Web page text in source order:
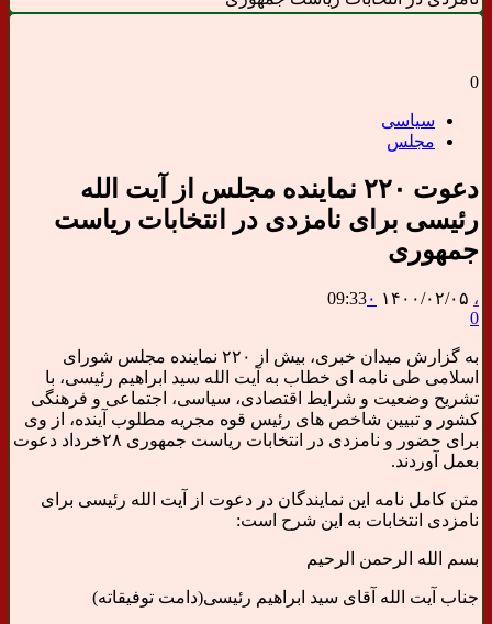
0
سیاسی
مجلس
دعوت ۲۲۰ نماینده مجلس از آیت الله
رئیسی برای نامزدی در انتخابات ریاست
جمهوری
، ۱۴۰۰/۰۲/۰۵ 09:33۰
0
به گزارش میدان خبری، بیش از ۲۲۰ نماینده مجلس شورای
اسلامی طی نامه ای خطاب به آیت الله سید ابراهیم رئیسی، با
تشریح وضعیت و شرایط اقتصادی، سیاسی، اجتماعی و فرهنگی
کشور و تبیین شاخص های رئیس قوه مجریه مطلوب آینده، از وی
برای حضور و نامزدی در انتخابات ریاست جمهوری ۲۸خرداد دعوت
بعمل آوردند.
متن کامل نامه این نمایندگان در دعوت از آیت الله رئیسی برای
نامزدی انتخابات به این شرح است:
بسم الله الرحمن الرحیم
جناب آیت الله آقای سید ابراهیم رئیسی(دامت توفیقاته)